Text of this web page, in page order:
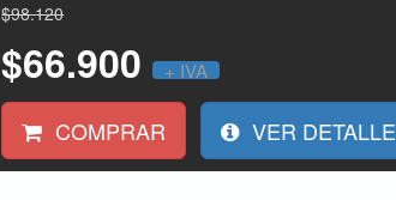
$98.120
$66.900 + IVA
COMPRAR VER DETALLE